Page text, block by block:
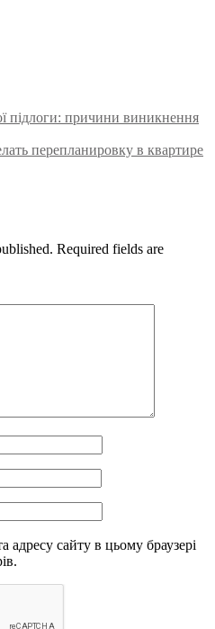
підлоги: причини виникнення
перепланировку в квартире
Required fields are
адресу сайту в цьому браузері